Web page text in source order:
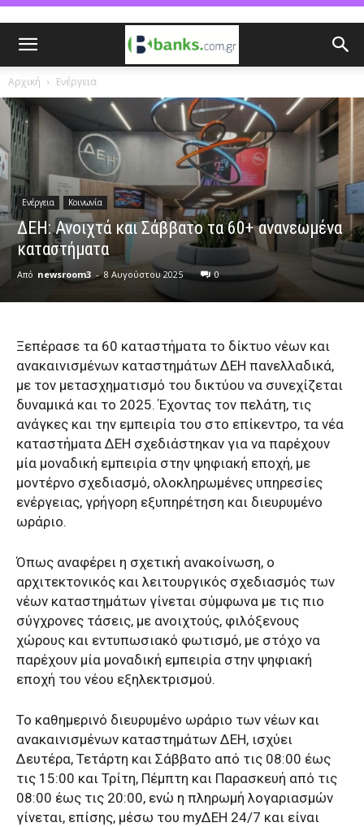
Αρχική Ενέργεια
Ενέργεια Κοινωνία
ΔΕΗ: Ανοιχτά και Σάββατο τα 60+ ανανεωμένα
καταστήματα
Από newsroom3 - 8 Αυγούστου 2025 0
Ξεπέρασε τα 60 καταστήματα το δίκτυο νέων και
ανακαινισμένων καταστημάτων ΔΕΗ πανελλαδικά,
με τον μετασχηματισμό του δικτύου να συνεχίζεται
δυναμικά και το 2025. Έχοντας τον πελάτη, τις
ανάγκες και την εμπειρία του στο επίκεντρο, τα νέα
καταστήματα ΔΕΗ σχεδιάστηκαν για να παρέχουν
μία μοναδική εμπειρία στην ψηφιακή εποχή, με
μοντέρνο σχεδιασμό, ολοκληρωμένες υπηρεσίες
ενέργειας, γρήγορη εξυπηρέτηση και διευρυμένο
ωράριο.
Όπως αναφέρει η σχετική ανακοίνωση, ο
αρχιτεκτονικός και λειτουργικός σχεδιασμός των
νέων καταστημάτων γίνεται σύμφωνα με τις πιο
σύγχρονες τάσεις, με ανοιχτούς, φιλόξενους
χώρους και εντυπωσιακό φωτισμό, με στόχο να
παρέχουν μία μοναδική εμπειρία στην ψηφιακή
εποχή του νέου εξηλεκτρισμού.
Το καθημερινό διευρυμένο ωράριο των νέων και
ανακαινισμένων καταστημάτων ΔΕΗ, ισχύει
Δευτέρα, Τετάρτη και Σάββατο από τις 08:00 έως
τις 15:00 και Τρίτη, Πέμπτη και Παρασκευή από τις
08:00 έως τις 20:00, ενώ η πληρωμή λογαριασμών
γίνεται, επίσης, μέσω του myΔΕΗ 24/7 και είναι